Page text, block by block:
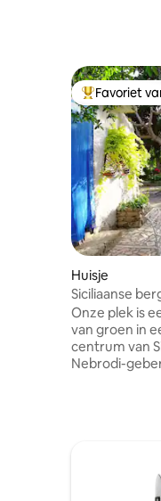
Topfavoriet
Favoriet
Huisje
Siciliaanse
W.
Onze plek is
van groen in
centrum van
Nebrodi-
en paden,